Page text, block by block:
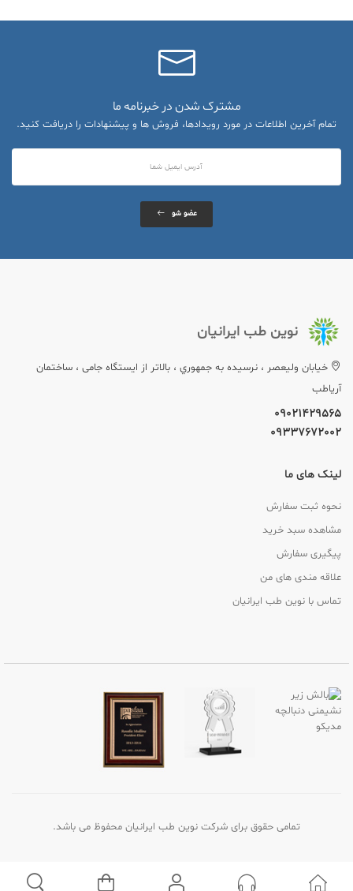
مشترک شدن در خبرنامه ما
تمام آخرین اطلاعات در مورد رویدادها، فروش ها و پیشنهادات را دریافت کنید.
عضو شو
نوین طب ایرانیان
خيابان وليعصر ، نرسيده به جمهوري ، بالاتر از ایستگاه جامی ، ساختمان
آریاطب
09021429565
09337672002
لینک های ما
نحوه ثبت سفارش
مشاهده سبد خرید
پیگیری سفارش
علاقه مندی های من
تماس با نوین طب ایرانیان
تمامی حقوق برای شرکت نوین طب ایرانیان محفوظ می باشد.